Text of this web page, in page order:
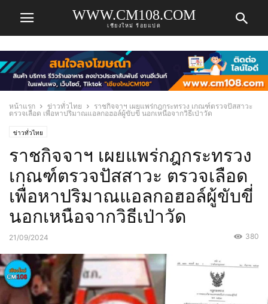
WWW.CM108.COM
เชียงใหม่ ร้อยแปด
หน้าแรก ข่าวทั่วไทย
ราชกิจจาฯ เผยแพร่กฎกระทรวง เกณฑ์ตรวจปัสสาวะ
ตรวจเลือด เพื่อหาปริมาณแอลกอฮอล์ผู้ขับขี่ นอกเหนือจากวิธีเป่าวัด
ข่าวทั่วไทย
ราชกิจจาฯ เผยแพร่กฎกระทรวง
เกณฑ์ตรวจปัสสาวะ ตรวจเลือด
เพื่อหาปริมาณแอลกอฮอล์ผู้ขับขี่
นอกเหนือจากวิธีเป่าวัด
21/09/2024 380